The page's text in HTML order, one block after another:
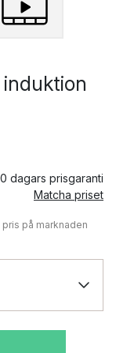
dagars prisgaranti
Matcha priset
på marknaden